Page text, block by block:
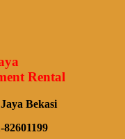
Rental
Bekasi